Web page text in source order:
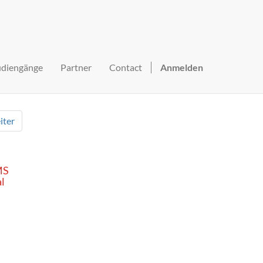
Partner Contact Anmelden